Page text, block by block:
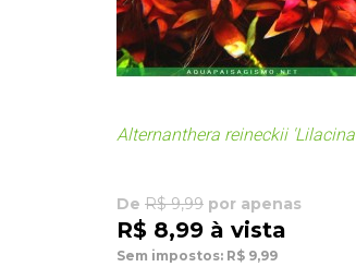
Alternanthera reineckii 'Lilacina'
De R$ 9,99 por apenas
R$ 8,99 à vista
Sem impostos: R$ 9,99